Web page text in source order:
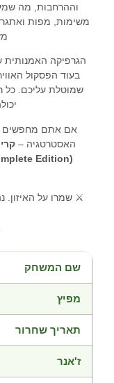
וההרחבות, מה
משימות, מפות
הגרפיקה האמנותית
בעוד הפסקול
שמוטלת עליכם. כל
אם אתם מחפשים
האסטרטגיה –
(Skyward Collapse Complete Edition)
⚔️ שמרו על האיזון.
שם המשחק
מפיץ
תאריך שחרור
ז'אנר